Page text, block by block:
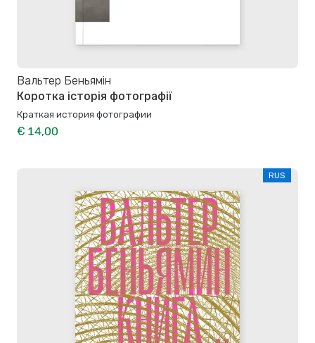
Вальтер Беньямін
Коротка історія фотографії
Краткая история фотографии
€ 14,00
RUS